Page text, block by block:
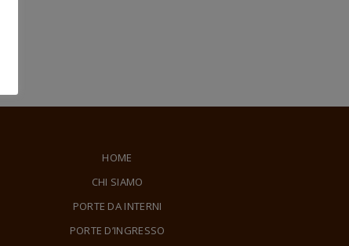
HOME
CHI SIAMO
PORTE DA INTERNI
PORTE D’INGRESSO